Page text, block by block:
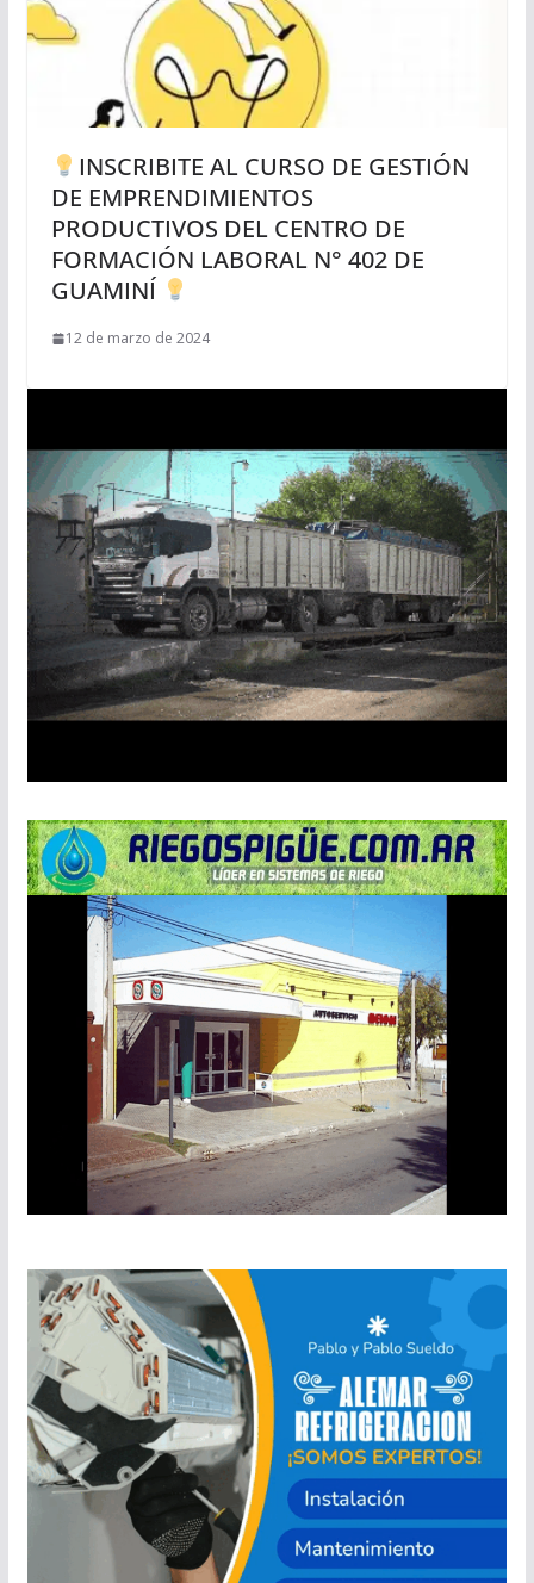
INSCRIBITE AL CURSO DE GESTIÓN
DE EMPRENDIMIENTOS
PRODUCTIVOS DEL CENTRO DE
FORMACIÓN LABORAL N° 402 DE
GUAMINÍ
12 de marzo de 2024